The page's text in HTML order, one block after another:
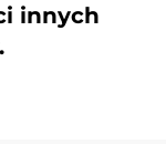
innych